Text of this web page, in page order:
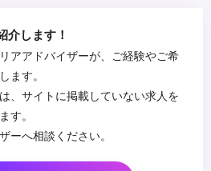
介します！
アアドバイザーが、ご経験やご希
ます。
、サイトに掲載していない求人を
す。
ーへ相談ください。